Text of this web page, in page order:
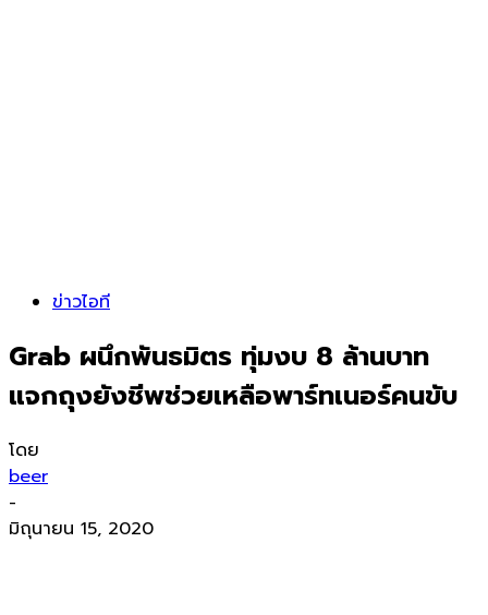
ข่าวไอที
Grab ผนึกพันธมิตร ทุ่มงบ 8 ล้านบาท
แจกถุงยังชีพช่วยเหลือพาร์ทเนอร์คนขับ
โดย
beer
-
มิถุนายน 15, 2020